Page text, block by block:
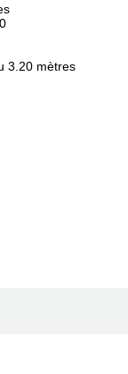
3.20 mètres